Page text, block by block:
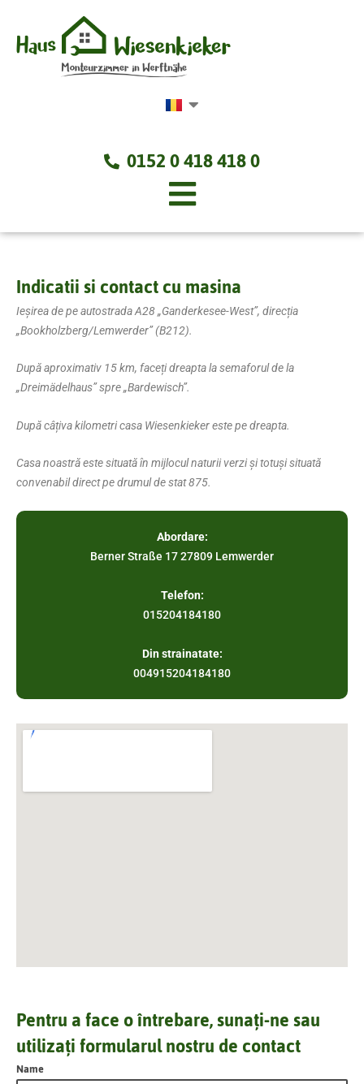
content
0152 0 418 418 0
Indicatii si contact cu masina
Ieșirea de pe autostrada A28 „Ganderkesee-West”, direcția
„Bookholzberg/Lemwerder” (B212).
După aproximativ 15 km, faceți dreapta la semaforul de la
„Dreimädelhaus” spre „Bardewisch”.
După câțiva kilometri casa Wiesenkieker este pe dreapta.
Casa noastră este situată în mijlocul naturii verzi și totuși situată
convenabil direct pe drumul de stat 875.
Abordare:
Berner Straße 17 27809 Lemwerder
Telefon:
015204184180
Din strainatate:
004915204184180
Pentru a face o întrebare, sunați-ne sau
utilizați formularul nostru de contact
Name